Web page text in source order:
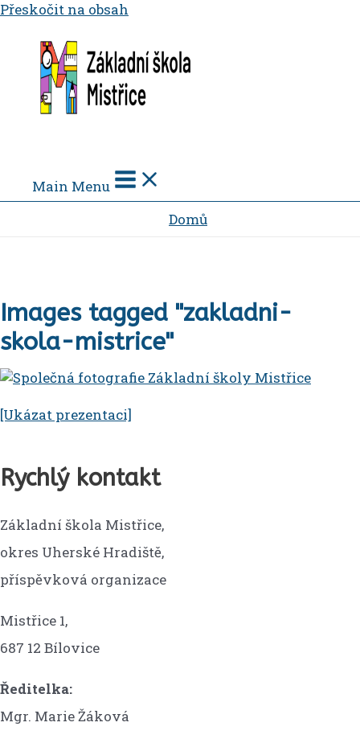
Přeskočit na obsah
Main Menu
Domů
Images tagged "zakladni-
skola-mistrice"
[Ukázat prezentaci]
Rychlý kontakt
Základní škola Mistřice,
okres Uherské Hradiště,
příspěvková organizace
Mistřice 1,
687 12 Bílovice
Ředitelka:
Mgr. Marie Žáková